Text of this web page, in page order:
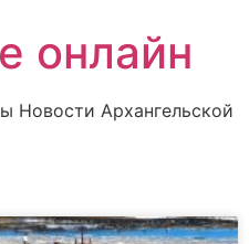
онлайн
Новости Архангельской